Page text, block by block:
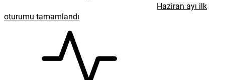
Haziran ayı ilk
oturumu tamamlandı